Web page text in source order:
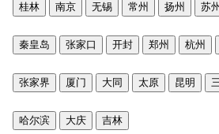
桂林 南京 无锡 常州 扬州 苏州
秦皇岛 张家口 开封 郑州 杭州
张家界 厦门 大同 太原 昆明
哈尔滨 大庆 吉林